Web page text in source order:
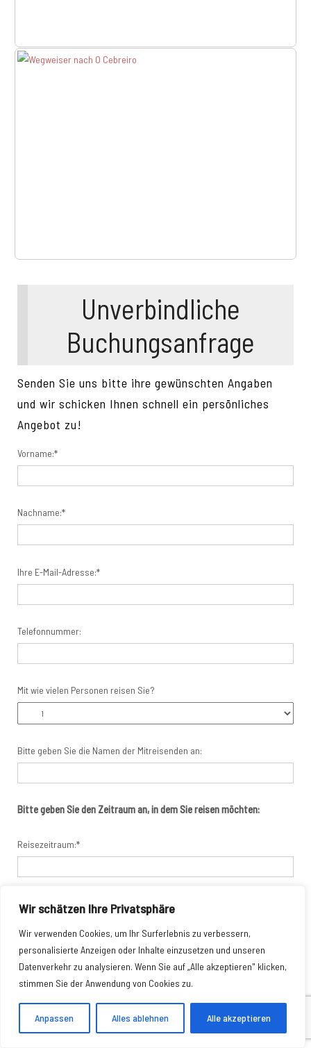
Wir schätzen Ihre Privatsphäre
Wir verwenden Cookies, um Ihr Surferlebnis zu verbessern,
personalisierte Anzeigen oder Inhalte einzusetzen und unseren
Datenverkehr zu analysieren. Wenn Sie auf „Alle akzeptieren" klicken,
stimmen Sie der Anwendung von Cookies zu.
Anpassen Alles ablehnen Alle akzeptieren
Unverbindliche
Buchungsanfrage
Senden Sie uns bitte ihre gewünschten Angaben
und wir schicken Ihnen schnell ein persönliches
Angebot zu!
Vorname:*
Nachname:*
Ihre E-Mail-Adresse:*
Telefonnummer:
Mit wie vielen Personen reisen Sie?
Bitte geben Sie die Namen der Mitreisenden an:
Bitte geben Sie den Zeitraum an, in dem Sie reisen möchten:
Reisezeitraum:*
Wünschen Sie Einzel- oder ein Doppelzimmer für ihre
Falls Ihre gewählte Reise aus mehreren Blöcken besteht: